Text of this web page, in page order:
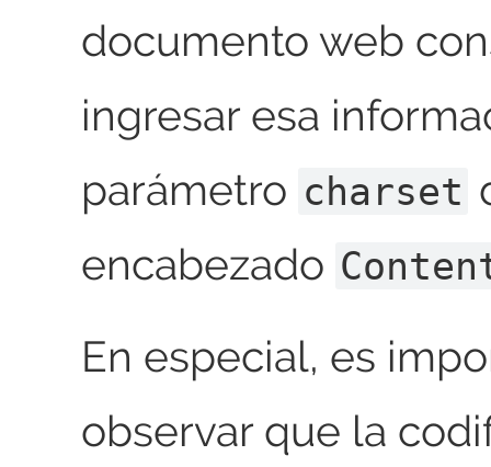
documento web
ingresar esa
parámetro charset
encabezado
En especial, es
observar que la